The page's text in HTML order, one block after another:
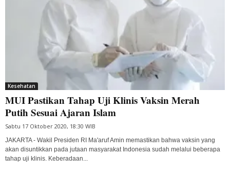
Kesehatan
MUI Pastikan Tahap Uji Klinis Vaksin Merah
Putih Sesuai Ajaran Islam
Sabtu 17 Oktober 2020, 18:30 WIB
JAKARTA - Wakil Presiden RI Ma'aruf Amin memastikan bahwa vaksin yang
akan disuntikkan pada jutaan masyarakat Indonesia sudah melalui beberapa
tahap uji klinis. Keberadaan...